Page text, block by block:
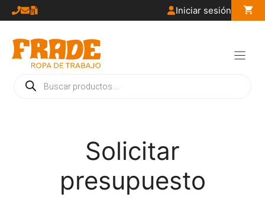
Saltar
al
contenido
Iniciar sesión
Búsqueda
de
Solicitar
presupuesto